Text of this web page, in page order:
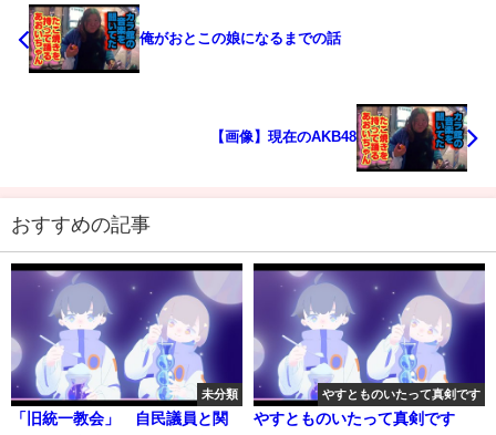
俺がおとこの娘になるまでの話
【画像】現在のAKB48
おすすめの記事
未分類
「旧統一教会」 自民議員と関
やすとものいたって真剣です
やすとものいたって真剣です